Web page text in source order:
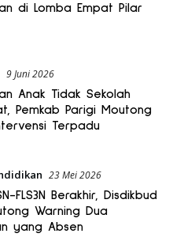
di Lomba Empat Pilar
9 Juni 2026
Anak Tidak Sekolah
Pemkab Parigi Moutong
Terpadu
23 Mei 2026
FLS3N Berakhir, Disdikbud
Warning Dua
yang Absen